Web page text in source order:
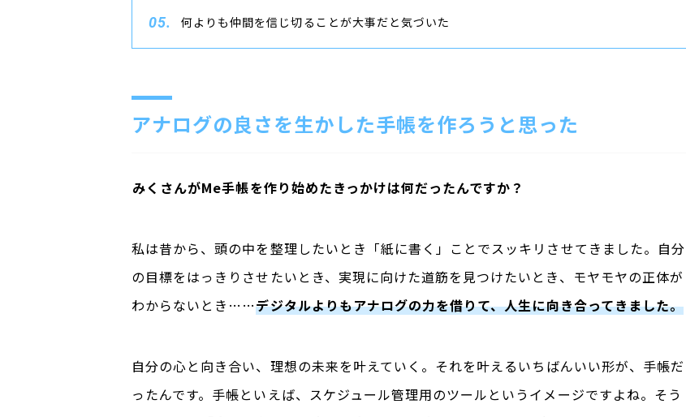
何よりも仲間を信じ切ることが大事だと気づいた
アナログの良さを生かした手帳を作ろうと思った
みくさんがMe手帳を作り始めたきっかけは何だったんですか？
私は昔から、頭の中を整理したいとき「紙に書く」ことでスッキリさせてきました。自分
の目標をはっきりさせたいとき、実現に向けた道筋を見つけたいとき、モヤモヤの正体が
わからないとき……デジタルよりもアナログの力を借りて、人生に向き合ってきました。
自分の心と向き合い、理想の未来を叶えていく。 それを叶えるいちばんいい形が、手帳だ
ったんです。手帳といえば、スケジュール管理用のツールというイメージですよね。そう